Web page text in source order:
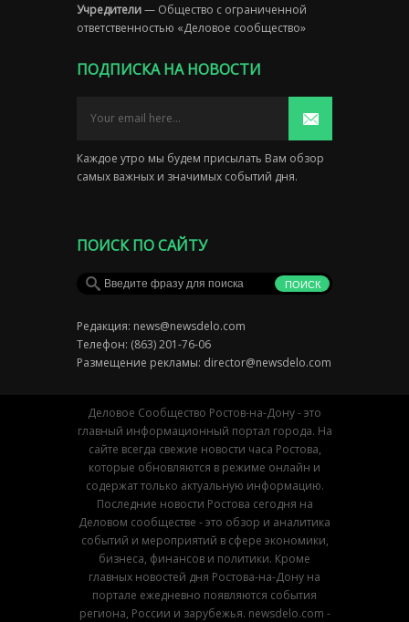
Учредители— Общество с ограниченной
ответственностью «Деловое сообщество»
ПОДПИСКА НА НОВОСТИ
Каждое утро мы будем присылать Вам обзор
самых важных и значимых событий дня.
ПОИСК ПО САЙТУ
Редакция: news@newsdelo.com
Телефон: (863) 201-76-06
Размещение рекламы: director@newsdelo.com
Деловое Сообщество Ростов-на-Дону - это
главный информационный портал города. На
сайте всегда свежие новости часа Ростова,
которые обновляются в режиме онлайн и
содержат только актуальную информацию.
Последние новости Ростова сегодня на
Деловом сообществе - это обзор и аналитика
событий и мероприятий в сфере экономики,
бизнеса, финансов и политики. Кроме
главных новостей дня Ростова-на-Дону на
портале ежедневно появляются события
региона, России и зарубежья. newsdelo.com -